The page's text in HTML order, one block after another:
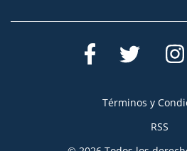
Términos y
RSS